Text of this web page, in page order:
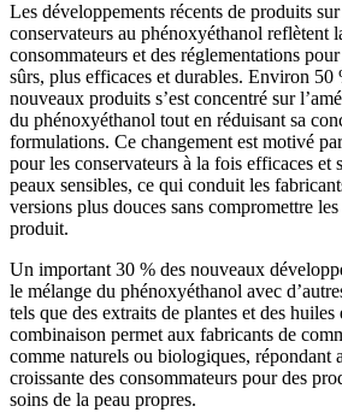
Les développements récents de produits
conservateurs au phénoxyéthanol reflètent
consommateurs et des réglementations
sûrs, plus efficaces et durables. Environ 50
nouveaux produits s’est concentré sur
du phénoxyéthanol tout en réduisant sa
formulations. Ce changement est motivé
pour les conservateurs à la fois efficaces et
peaux sensibles, ce qui conduit les
versions plus douces sans compromettre
produit.
Un important 30 % des nouveaux
le mélange du phénoxyéthanol avec
tels que des extraits de plantes et des huiles
combinaison permet aux fabricants de
comme naturels ou biologiques, répondant
croissante des consommateurs pour des
soins de la peau propres.